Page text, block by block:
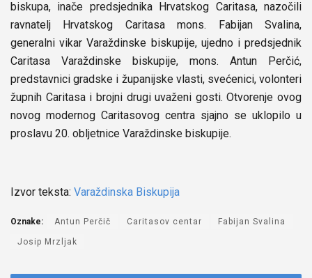
biskupa, inače predsjednika Hrvatskog Caritasa, nazočili
ravnatelj Hrvatskog Caritasa mons. Fabijan Svalina,
generalni vikar Varaždinske biskupije, ujedno i predsjednik
Caritasa Varaždinske biskupije, mons. Antun Perčić,
predstavnici gradske i županijske vlasti, svećenici, volonteri
župnih Caritasa i brojni drugi uvaženi gosti. Otvorenje ovog
novog modernog Caritasovog centra sjajno se uklopilo u
proslavu 20. obljetnice Varaždinske biskupije.
Izvor teksta: Varaždinska Biskupija
Oznake: Antun Perčič Caritasov centar Fabijan Svalina
Josip Mrzljak